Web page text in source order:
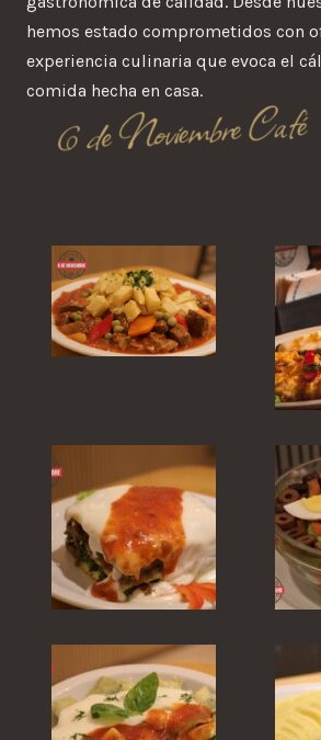
hemos estado comprometidos con
experiencia culinaria que evoca el
comida hecha en casa.